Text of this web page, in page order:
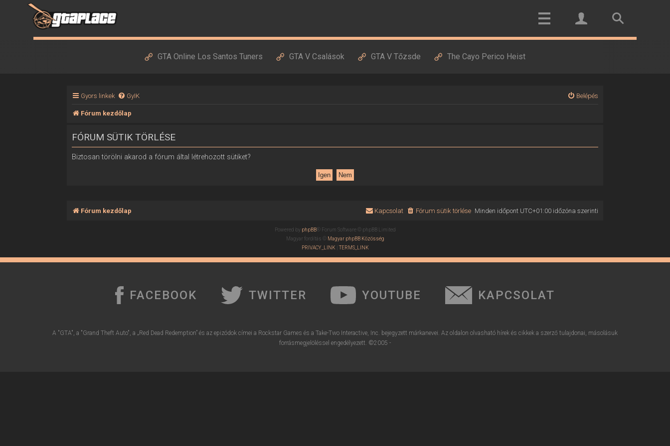
GTA Online Los Santos Tuners GTA V Csalások GTA V Tőzsde The Cayo Perico Heist
Gyors linkek GyIK Belépés
Fórum kezdőlap
FÓRUM SÜTIK TÖRLÉSE
Biztosan törölni akarod a fórum által létrehozott sütiket?
Fórum kezdőlap Minden időpont UTC+01:00időzóna szerinti
Fórum sütik törlése
Kapcsolat
Powered by phpBB® Forum Software © phpBB Limited
Magyar fordítás © Magyar phpBB Közösség
PRIVACY_LINK |TERMS_LINK
FACEBOOK TWITTER YOUTUBE KAPCSOLAT
A "GTA", a "Grand Theft Auto", a „Red Dead Redemption” és az epizódok címei a Rockstar Games és a Take-Two Interactive, Inc. bejegyzett márkanevei. Az oldalon olvasható hírek és cikkek a szerző tulajdonai, másolásuk
forrásmegjelöléssel engedélyezett. ©2005 -